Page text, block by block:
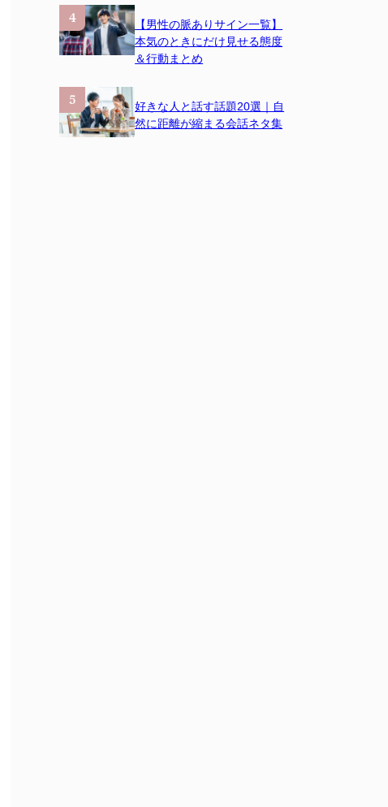
【男性の脈ありサイン一覧】
本気のときにだけ見せる態度
＆行動まとめ
好きな人と話す話題20選｜自
然に距離が縮まる会話ネタ集